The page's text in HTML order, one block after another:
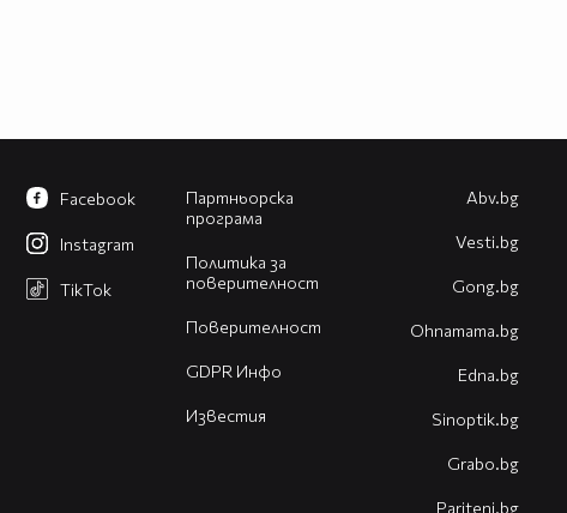
Партньорска
програма
Политика за
поверителност
Поверителност
GDPR Инфо
Известия
Facebook
Instagram
TikTok
Abv.bg
Vesti.bg
Gong.bg
Оhnamama.bg
Edna.bg
Sinoptik.bg
Grabo.bg
Pariteni.bg